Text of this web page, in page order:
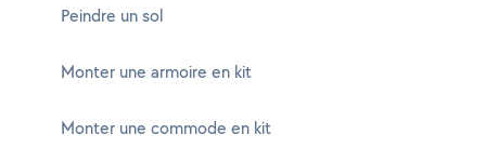
Peindre un sol
Monter une armoire en kit
Monter une commode en kit